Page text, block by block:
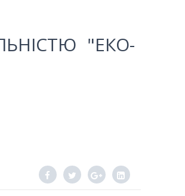
"ЕКО-